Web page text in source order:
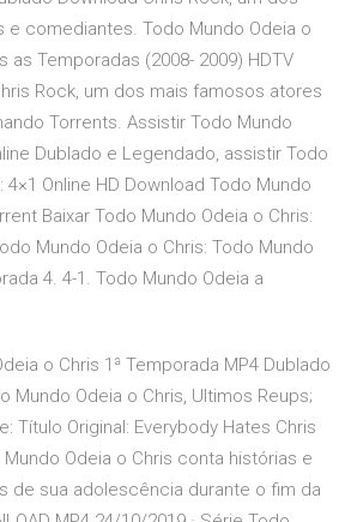
e comediantes. Todo Mundo Odeia o
as Temporadas (2008- 2009) HDTV
Rock, um dos mais famosos atores
Torrents. Assistir Todo Mundo
Dublado e Legendado, assistir Todo
4×1 Online HD Download Todo Mundo
Baixar Todo Mundo Odeia o Chris:
Mundo Odeia o Chris: Todo Mundo
4. 4-1. Todo Mundo Odeia a
o Chris 1ª Temporada MP4 Dublado
Mundo Odeia o Chris, Ultimos Reups;
Título Original: Everybody Hates Chris
Odeia o Chris conta histórias e
de sua adolescência durante o fim da